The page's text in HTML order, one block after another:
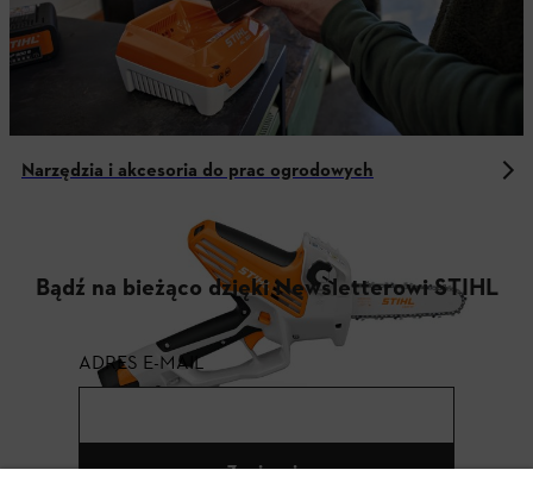
Narzędzia i akcesoria do prac ogrodowych
Bądź na bieżąco dzięki Newsletterowi STIHL
ADRES E-MAIL
Zapisz się